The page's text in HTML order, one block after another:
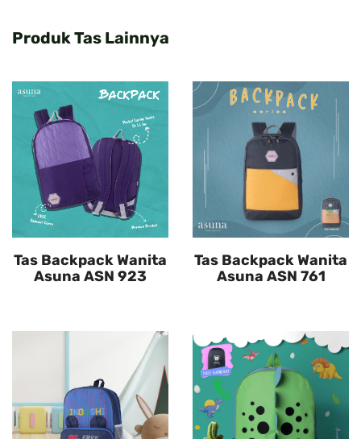
Produk Tas Lainnya
Tas Backpack Wanita
Asuna ASN 923
Tas Backpack Wanita
Asuna ASN 761